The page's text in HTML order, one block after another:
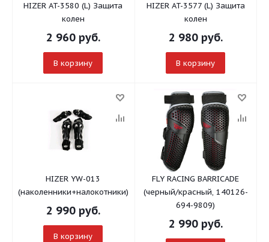
HIZER AT-3580 (L) Защита
колен
2 960руб.
В корзину
HIZER AT-3577 (L) Защита
колен
2 980руб.
В корзину
HIZER YW-013
(наколенники+налокотники)
2 990руб.
В корзину
FLY RACING BARRICADE
(черный/красный, 140126-
694-9809)
2 990руб.